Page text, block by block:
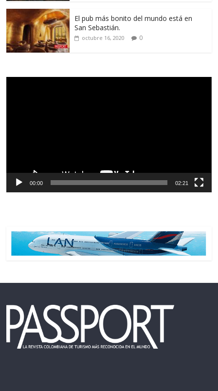
El pub más bonito del mundo está en
San Sebastián.
octubre 16, 2020 0
00:00 02:21